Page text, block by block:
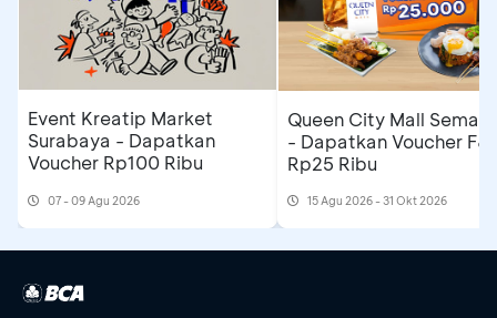
semarang
MP Atrium
Ruko Sentral Atrium H. 1-3 Jalan Senen
Raya No.135-13, Kel. Senen Kec. Senen -
Jakarta Pusat
MP Bandung
Jalan Pasirkaliki No. 185 - 187 RT 001/RW
Event Kreatip Market
Surabaya - Dapatkan
Voucher Rp100 Ribu
07 - 09 Agu 2026
Queen City Mall
- Dapatkan Voucher
Rp25 Ribu
15 Agu 2026 - 31 Okt 2026